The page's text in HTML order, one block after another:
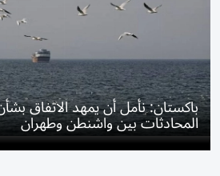
باكستان: نأمل أن يمهد الاتفاق
المحادثات بين واشنطن وطهران